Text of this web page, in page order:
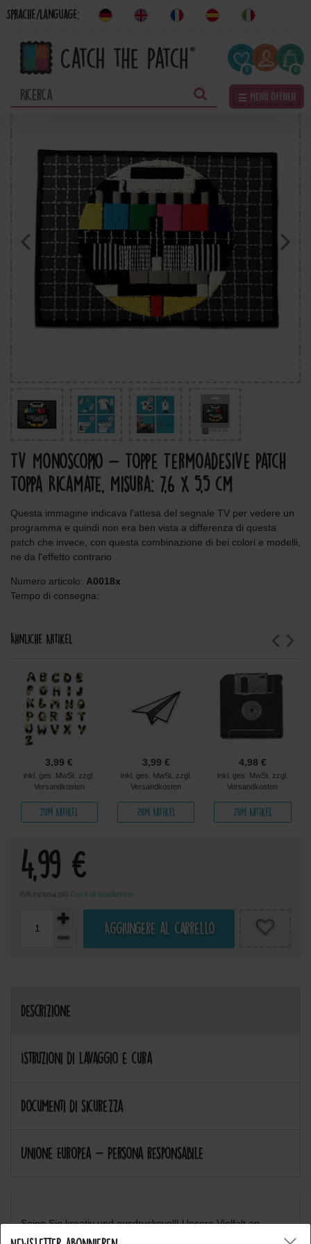
Sprache/Language:
0
☰ Menü öffnen
Tv Monoscopio - Toppe Termoadesive Patch
Toppa Ricamate, Misura: 7,6 x 5,5 cm
Questa immagine indicava l'attesa del segnale TV per vedere un
programma e quindi non era ben vista a differenza di questa
patch che invece, con questa combinazione di bei colori e modelli,
ne da l'effetto contrario .
Numero articolo: A0018x
Tempo di consegna:
Ähnliche Artikel
3,99 €
inkl. ges. MwSt. zzgl.
Versandkosten
Zum Artikel
3,99 €
inkl. ges. MwSt. zzgl.
Versandkosten
Zum Artikel
4,98 €
inkl. ges. MwSt. zzgl.
Versandkosten
Zum Artikel
4,99 €
IVA inclusa più Costi di spedizione
Aggiungere al carrello
Descrizione
Istruzioni di lavaggio e cura
Documenti di sicurezza
Unione Europea - Persona responsabile
Seien Sie kreativ und ausdrucksvoll! Unsere Vielfalt an
verschiedenen Motiven werden Sie inspirieren! :-)